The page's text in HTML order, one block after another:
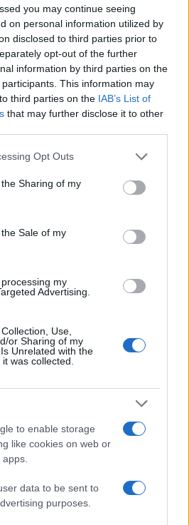
you may continue seeing
on personal information utilized by
disclosed to third parties prior to
opt-out of the further
information by third parties on the
participants. This information may
third parties on the IAB’s List of
that may further disclose it to other
app uses one or more Google
usage behaviour. You may click to
Google and its third-party tags to
purposes in below Google
Opt Outs
Sharing of my
Sale of my
my
Advertising.
Use,
or Sharing of my
Unrelated with the
was collected.
to enable storage
like cookies on web or
data to be sent to
purposes.
investimentos diversificada e
para investir em imóveis sem ser